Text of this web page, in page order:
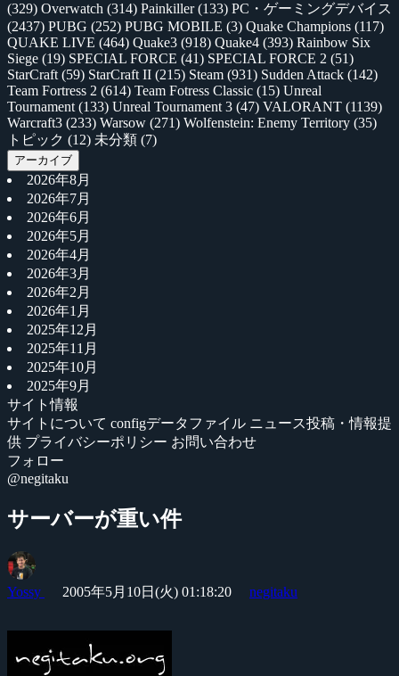
(329) Overwatch (314) Painkiller(133) PC・ゲーミングデバイス
(2437) PUBG (252) PUBG MOBILE (3) Quake Champions (117)
QUAKE LIVE (464) Quake3 (918) Quake4 (393) Rainbow Six
Siege (19) SPECIAL FORCE (41) SPECIAL FORCE 2 (51)
StarCraft (59) StarCraft II (215) Steam (931) Sudden Attack (142)
Team Fortress 2 (614) Team Fotress Classic (15) Unreal
Tournament (133) Unreal Tournament 3 (47) VALORANT (1139)
Warcraft3 (233) Warsow (271) Wolfenstein: Enemy Territory (35)
トピック (12) 未分類 (7)
アーカイブ
2026年8月
2026年7月
2026年6月
2026年5月
2026年4月
2026年3月
2026年2月
2026年1月
2025年12月
2025年11月
2025年10月
2025年9月
サイト情報
サイトについて configデータファイル ニュース投稿・情報提
供 プライバシーポリシー お問い合わせ
フォロー
@negitaku
サーバーが重い件
Yossy 2005年5月10日(火) 01:18:20 negitaku